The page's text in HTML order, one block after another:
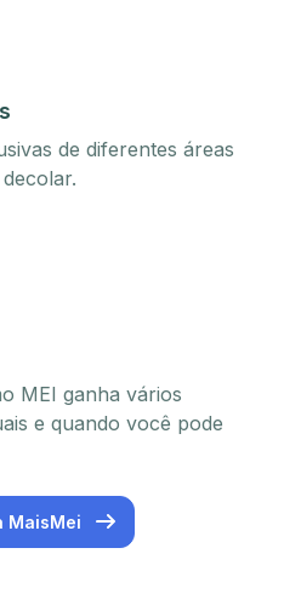
de diferentes áreas
MEI ganha vários
e quando você pode
MaisMei